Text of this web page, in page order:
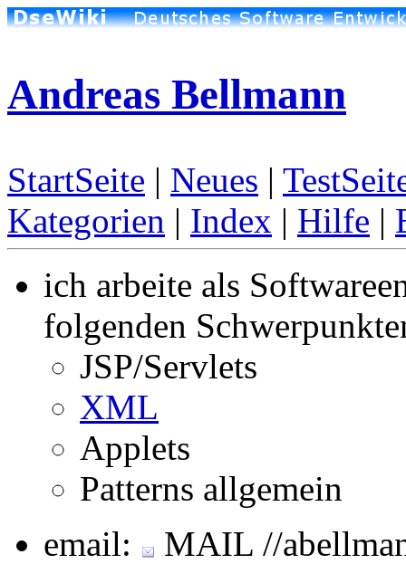
Andreas Bellmann
StartSeite | Neues |
Kategorien | Index | Hilfe |
ich arbeite als
folgenden
JSP/Servlets
XML
Applets
Patterns allgemein
email:
MAIL //